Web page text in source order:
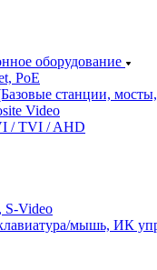
оборудование
PoE
станции,
Video
/ TVI / AHD
S-Video
мышь, ИК